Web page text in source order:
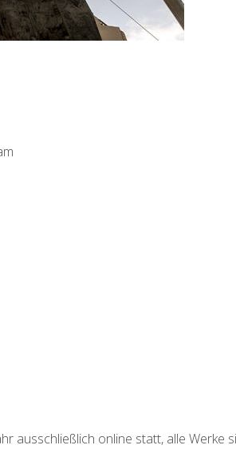
ausschließlich online statt, alle Werke